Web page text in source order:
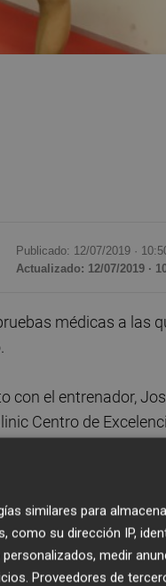
Publicado: 12/07/2019 ·
Actualizado: 12/07/2019 ·
médicas a las
con el entrenador,
Centro de
Universitario del
cardiológico,
y análisis para
similares para
como su dirección IP,
medir
Proveedores de